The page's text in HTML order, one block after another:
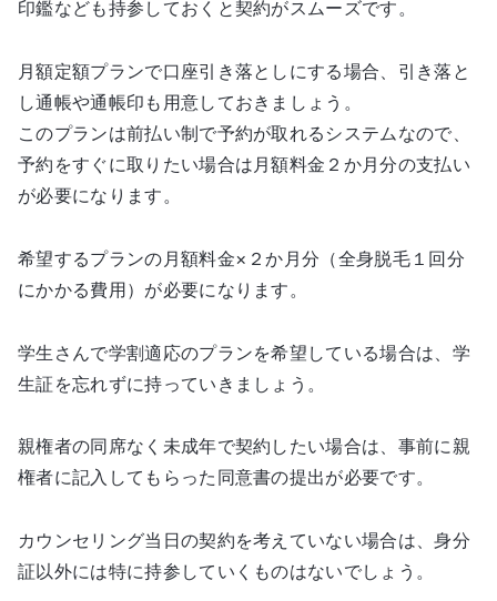
印鑑なども持参しておくと契約がスムーズです。
月額定額プランで口座引き落としにする場合、引き落と
し通帳や通帳印も用意しておきましょう。
このプランは前払い制で予約が取れるシステムなので、
予約をすぐに取りたい場合は月額料金２か月分の支払い
が必要になります。
希望するプランの月額料金×２か月分（全身脱毛１回分
にかかる費用）が必要になります。
学生さんで学割適応のプランを希望している場合は、学
生証を忘れずに持っていきましょう。
親権者の同席なく未成年で契約したい場合は、事前に親
権者に記入してもらった同意書の提出が必要です。
カウンセリング当日の契約を考えていない場合は、身分
証以外には特に持参していくものはないでしょう。